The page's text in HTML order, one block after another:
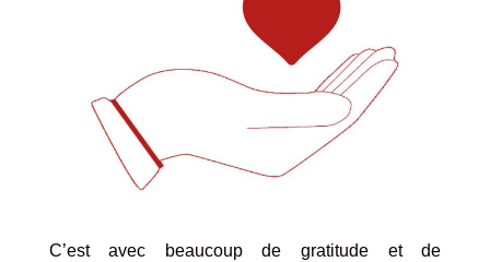
C’est avec beaucoup de gratitude et de